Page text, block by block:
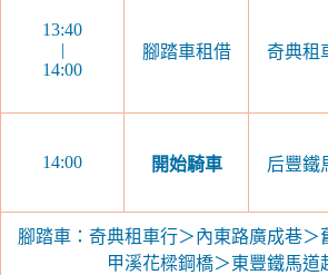
13:40
|
14:00
腳踏車租借 奇典租
14:00 開始騎車 后豐鐵
腳踏車：奇典租車行＞內東路廣成巷＞
甲溪花樑鋼橋＞東豐鐵馬道